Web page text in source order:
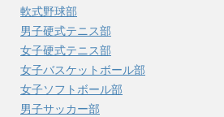
軟式野球部
男子硬式テニス部
女子硬式テニス部
女子バスケットボール部
女子ソフトボール部
男子サッカー部